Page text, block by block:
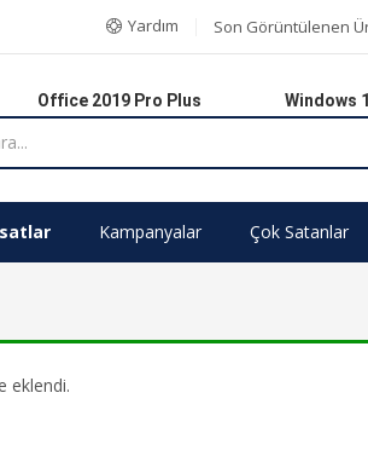
Yardım Son Görüntülenen
Office 2019 Pro Plus Windows
Kampanyalar Çok Satanlar
eklendi.